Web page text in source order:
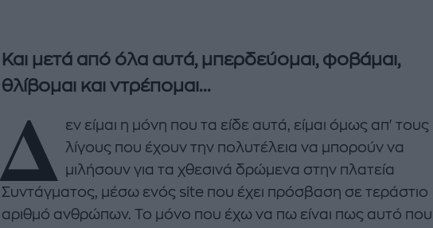
Και μετά από όλα αυτά, μπερδεύομαι, φοβάμαι,
θλίβομαι και ντρέπομαι...
Δ
εν είμαι η μόνη που τα είδε αυτά, είμαι όμως απ' τους
λίγους που έχουν την πολυτέλεια να μπορούν να
μιλήσουν για τα χθεσινά δρώμενα στην πλατεία
Συντάγματος, μέσω ενός site που έχει πρόσβαση σε τεράστιο
αριθμό ανθρώπων. Το μόνο που έχω να πω είναι πως αυτό που